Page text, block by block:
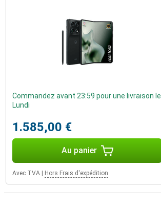
Commandez avant 23:59 pour une livraison le
Lundi
1.585,00 €
Au panier
Avec TVA | Hors Frais d'expédition